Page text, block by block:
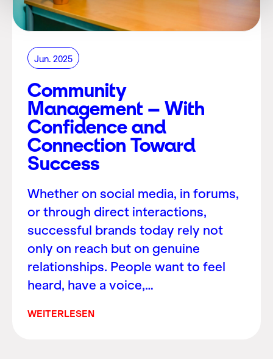
Jun. 2025
Community
Management – With
Confidence and
Connection Toward
Success
Whether on social media, in forums,
or through direct interactions,
successful brands today rely not
only on reach but on genuine
relationships. People want to feel
heard, have a voice,…
WEITERLESEN